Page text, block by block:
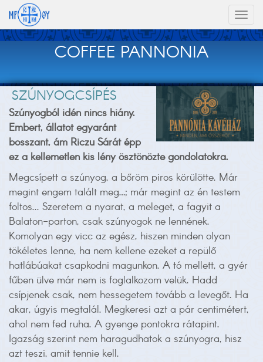
COFFEE PANNONIA
SZÚNYOGCSÍPÉS
Szúnyogból idén nincs hiány.
Embert, állatot egyaránt
bosszant, ám Riczu Sárát épp
ez a kellemetlen kis lény ösztönözte gondolatokra.
Megcsípett a szúnyog, a bőröm piros körülötte. Már
megint engem talált meg…; már megint az én testem
foltos... Szeretem a nyarat, a meleget, a fagyit a
Balaton-parton, csak szúnyogok ne lennének.
Komolyan egy vicc az egész, hiszen minden olyan
tökéletes lenne, ha nem kellene ezeket a repülő
hatlábúakat csapkodni magunkon. A tó mellett, a gyér
fűben ülve már nem is foglalkozom velük. Hadd
csípjenek csak, nem hessegetem tovább a levegőt. Ha
akar, úgyis megtalál. Megkeresi azt a pár centimétert,
ahol nem fed ruha. A gyenge pontokra rátapint.
Igazság szerint nem haragudhatok a szúnyogra, hisz
azt teszi, amit tennie kell.